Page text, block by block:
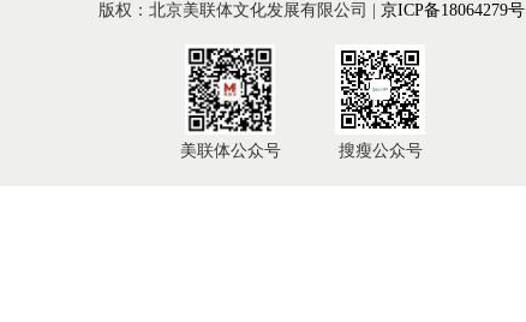
版权：北京美联体文化发展有限公司 | 京ICP备18064279号
美联体公众号 搜瘦公众号